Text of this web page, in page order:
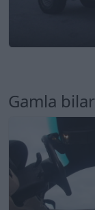
Gamla bilar